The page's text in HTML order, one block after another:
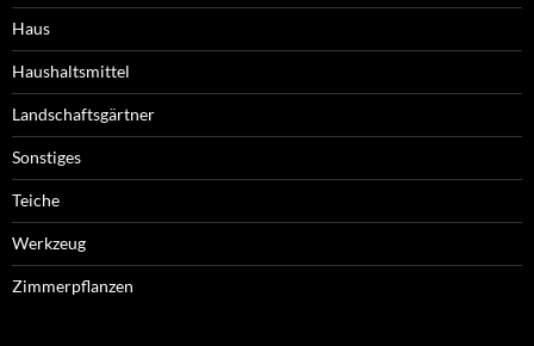
Haus
Haushaltsmittel
Landschaftsgärtner
Sonstiges
Teiche
Werkzeug
Zimmerpflanzen